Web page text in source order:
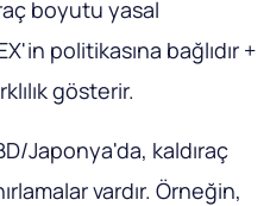
boyutu yasal
politikasına bağlıdır +
gösterir.
Japonya'da, kaldıraç
vardır. Örneğin,